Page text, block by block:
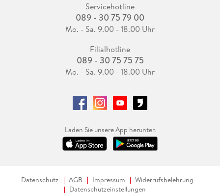
Servicehotline
089 - 30 75 79 00
Mo. - Sa. 9.00 - 18.00 Uhr
Filialhotline
089 - 30 75 75 75
Mo. - Sa. 9.00 - 18.00 Uhr
Laden Sie unsere App herunter.
Datenschutz AGB Impressum
Widerrufsbelehrung
Datenschutzeinstellungen